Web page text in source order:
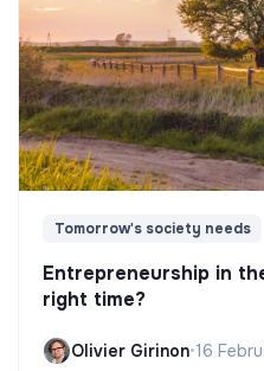
Tomorrow's society needs
Entrepreneurship in
right time?
Olivier Girinon•16